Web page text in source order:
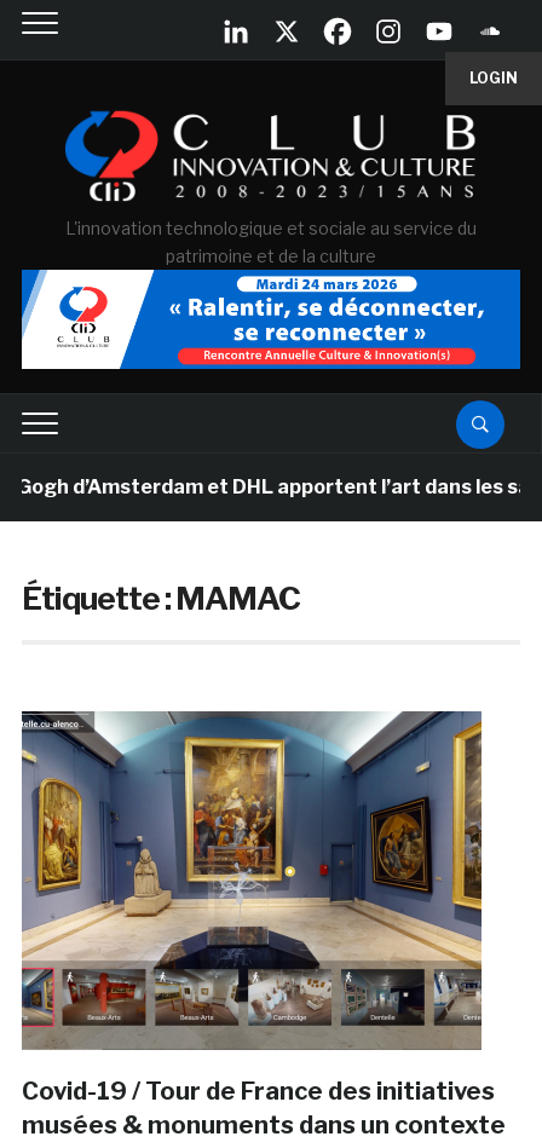
LOGIN
L'innovation technologique et sociale au service du
patrimoine et de la culture
d’Amsterdam et DHL apportent l’art dans les salles
Étiquette :MAMAC
Covid-19 / Tour de France des initiatives
musées & monuments dans un contexte